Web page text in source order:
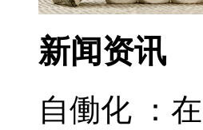
新闻资讯
自働化 ：